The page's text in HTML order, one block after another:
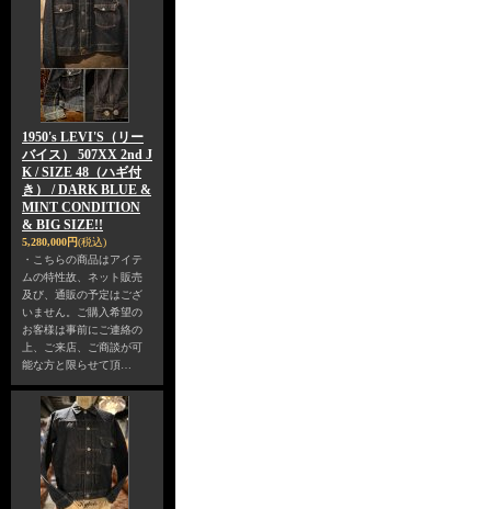
1950's LEVI'S（リー
バイス） 507XX 2nd J
K / SIZE 48（ハギ付
き） / DARK BLUE &
MINT CONDITION
& BIG SIZE!!
5,280,000円(税込)
・こちらの商品はアイテ
ムの特性故、ネット販売
及び、通販の予定はござ
いません。ご購入希望の
お客様は事前にご連絡の
上、ご来店、ご商談が可
能な方と限らせて頂…